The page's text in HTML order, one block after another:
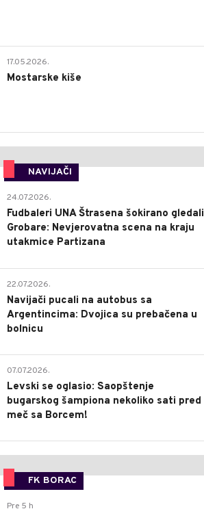
17.05.2026.
Mostarske kiše
NAVIJAČI
24.07.2026.
Fudbaleri UNA Štrasena šokirano gledali
Grobare: Nevjerovatna scena na kraju
utakmice Partizana
22.07.2026.
Navijači pucali na autobus sa
Argentincima: Dvojica su prebačena u
bolnicu
07.07.2026.
Levski se oglasio: Saopštenje
bugarskog šampiona nekoliko sati pred
meč sa Borcem!
FK BORAC
Pre 5 h